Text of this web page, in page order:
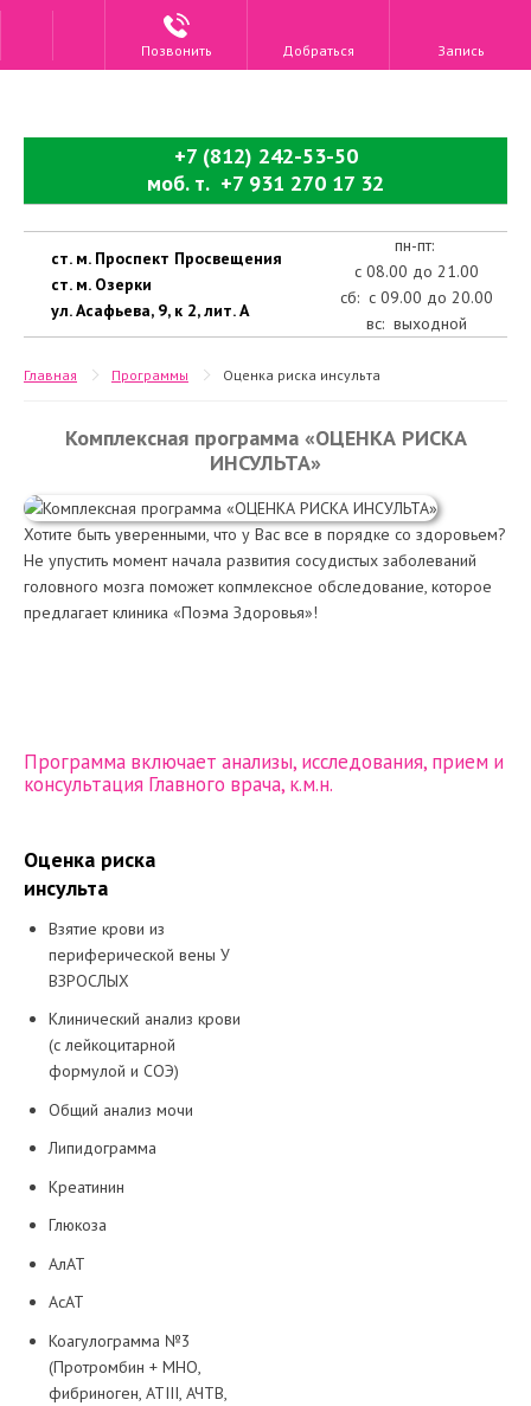
Позвонить Добраться Запись
+7 (812) 242-53-50
моб. т. +7 931 270 17 32
ст. м. Проспект Просвещения
ст. м. Озерки
ул. Асафьева, 9, к 2, лит. А
пн-пт:
с 08.00 до 21.00
сб: с 09.00 до 20.00
вс: выходной
Главная Программы Оценка риска инсульта
Комплексная программа «ОЦЕНКА РИСКА
ИНСУЛЬТА»
Хотите быть уверенными, что у Вас все в порядке со здоровьем?
Не упустить момент начала развития сосудистых заболеваний
головного мозга поможет копмлексное обследование, которое
предлагает клиника «Поэма Здоровья»!
Программа включает анализы, исследования, прием и
консультация Главного врача, к.м.н.
Оценка риска
инсульта
Взятие крови из
периферической вены У
ВЗРОСЛЫХ
Клинический анализ крови
(с лейкоцитарной
формулой и СОЭ)
Общий анализ мочи
Липидограмма
Креатинин
Глюкоза
АлАТ
АсАТ
Коагулограмма №3
(Протромбин + МНО,
фибриноген, АТIII, АЧТВ,